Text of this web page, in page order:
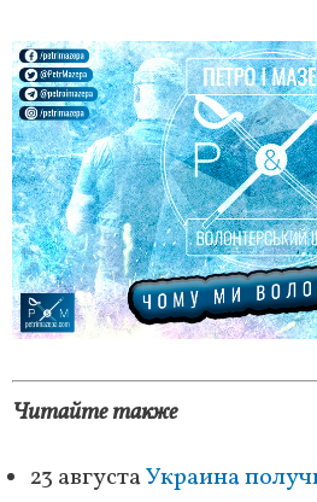
Читайте также
23 августаУкраина